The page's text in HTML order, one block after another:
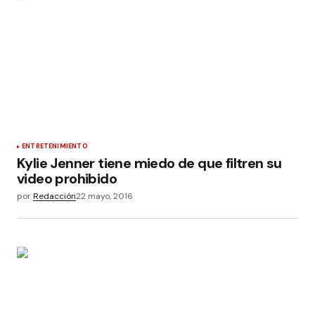
ENTRETENIMIENTO
Kylie Jenner tiene miedo de que filtren su
video prohibido
porRedacción22 mayo, 2016